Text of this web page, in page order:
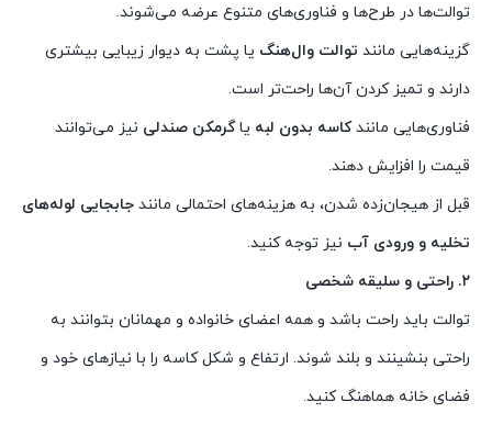
توالت‌ها در طرح‌ها و فناوری‌های متنوع عرضه می‌شوند.
گزینه‌هایی مانند توالت وال‌هنگ یا پشت به دیوار زیبایی بیشتری
دارند و تمیز کردن آن‌ها راحت‌تر است.
فناوری‌هایی مانندکاسه بدون لبه یاگرمکن صندلی نیز می‌توانند
قیمت را افزایش دهند.
قبل از هیجان‌زده شدن، به هزینه‌های احتمالی مانند جابجایی لوله‌های
تخلیه و ورودی آب نیز توجه کنید.
۲. راحتی و سلیقه شخصی
توالت باید راحت باشد و همه اعضای خانواده و مهمانان بتوانند به
راحتی بنشینند و بلند شوند. ارتفاع و شکل کاسه را با نیازهای خود و
فضای خانه هماهنگ کنید.